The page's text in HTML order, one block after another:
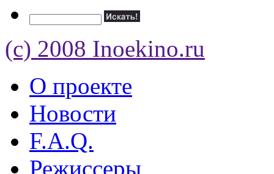
(c) 2008 Inoekino.ru
О проекте
Новости
F.A.Q.
Режиссеры